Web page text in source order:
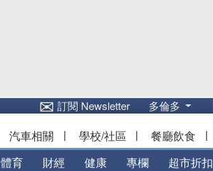
✉訂閱 Newsletter 多倫多
汽車相關 | 學校/社區 | 餐廳飲食 |
體育 財經 健康 專欄 超市折扣